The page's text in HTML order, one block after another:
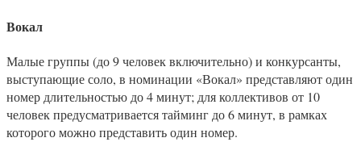
Вокал
Малые группы (до 9 человек включительно) и конкурсанты,
выступающие соло, в номинации «Вокал» представляют один
номер длительностью до 4 минут; для коллективов от 10
человек предусматривается тайминг до 6 минут, в рамках
которого можно представить один номер.